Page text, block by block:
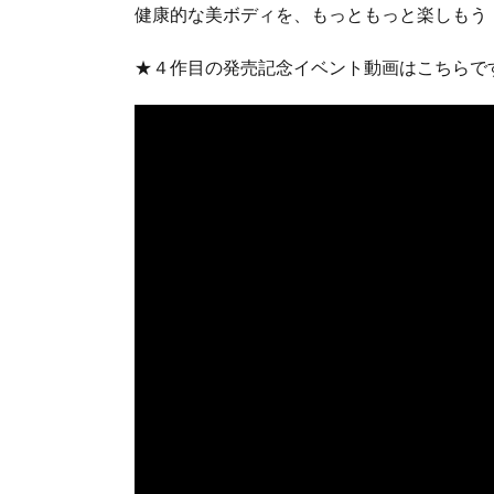
健康的な美ボディを、もっともっと楽しもう
★４作目の発売記念イベント動画はこちらで